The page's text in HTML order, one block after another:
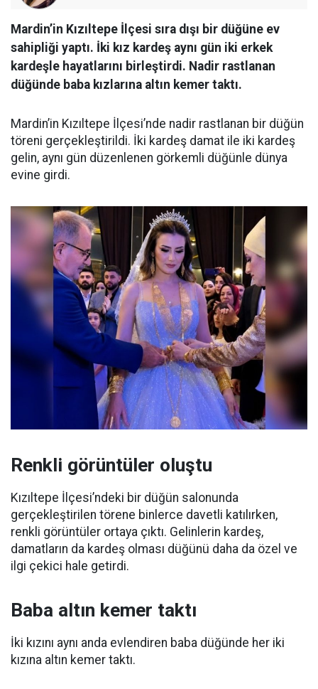
Mardin’in Kızıltepe İlçesi sıra dışı bir düğüne ev
sahipliği yaptı. İki kız kardeş aynı gün iki erkek
kardeşle hayatlarını birleştirdi. Nadir rastlanan
düğünde baba kızlarına altın kemer taktı.
Mardin’in Kızıltepe İlçesi’nde nadir rastlanan bir düğün
töreni gerçekleştirildi. İki kardeş damat ile iki kardeş
gelin, aynı gün düzenlenen görkemli düğünle dünya
evine girdi.
Renkli görüntüler oluştu
Kızıltepe İlçesi’ndeki bir düğün salonunda
gerçekleştirilen törene binlerce davetli katılırken,
renkli görüntüler ortaya çıktı. Gelinlerin kardeş,
damatların da kardeş olması düğünü daha da özel ve
ilgi çekici hale getirdi.
Baba altın kemer taktı
İki kızını aynı anda evlendiren baba düğünde her iki
kızına altın kemer taktı.